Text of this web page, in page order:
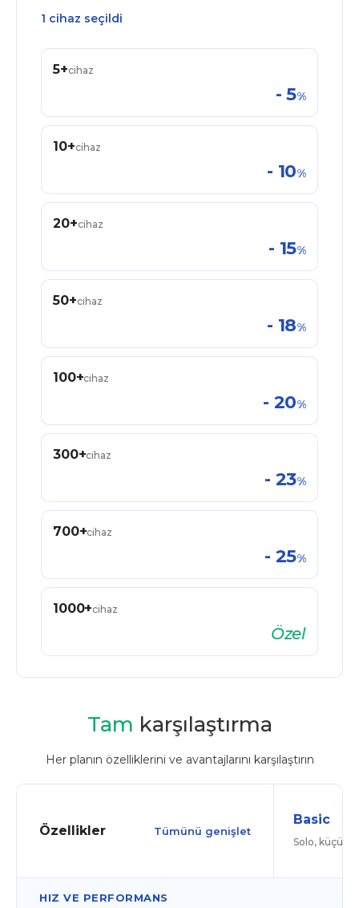
1 cihaz seçildi
5+cihaz
-5%
10+cihaz
- 10%
20+cihaz
- 15%
50+cihaz
- 18%
100+cihaz
- 20%
300+cihaz
- 23%
700+cihaz
- 25%
1000+cihaz
Özel
Tam karşılaştırma
Her planın özelliklerini ve avantajlarını karşılaştırın
Özellikler Tümünü genişlet
Basic
Solo, küçük
HIZ VE PERFORMANS